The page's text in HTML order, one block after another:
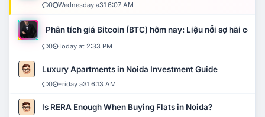
0 Wednesday a31 6:07 AM
Phân tích giá Bitcoin (BTC) hôm nay: Liệu nỗi sợ hãi có
0 Today at 2:33 PM
Luxury Apartments in Noida Investment Guide
0 Friday a31 6:13 AM
Is RERA Enough When Buying Flats in Noida?